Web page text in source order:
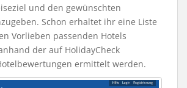
und den gewünschten
Schon erhaltet ihr eine Liste
Vorlieben passenden Hotels
der auf HolidayCheck
ermittelt werden.